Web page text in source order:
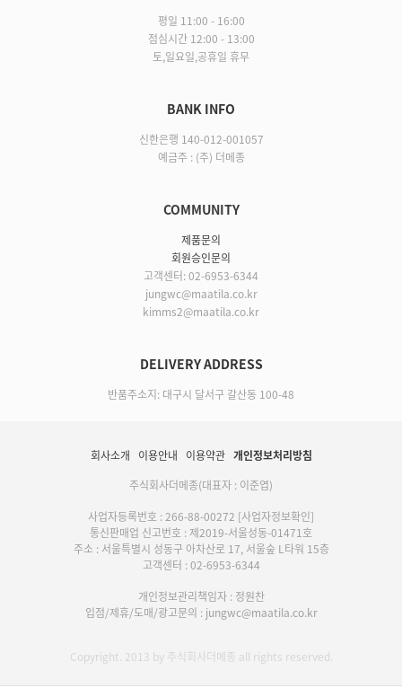
평일 11:00 - 16:00
점심시간 12:00 - 13:00
토,일요일,공휴일 휴무
BANK INFO
신한은행 140-012-001057
예금주 : (주) 더메종
COMMUNITY
제품문의
회원승인문의
고객센터: 02-6953-6344
jungwc@maatila.co.kr
kimms2@maatila.co.kr
DELIVERY ADDRESS
반품주소지: 대구시 달서구 갈산동 100-48
회사소개 이용안내 이용약관 개인정보처리방침
주식회사더메종(대표자 : 이준엽)
사업자등록번호 : 266-88-00272 [사업자정보확인]
통신판매업 신고번호 : 제2019-서울성동-01471호
주소 : 서울특별시 성동구 아차산로 17, 서울숲 L타워 15층
고객센터 : 02-6953-6344
개인정보관리책임자 : 정원찬
입점/제휴/도매/광고문의 : jungwc@maatila.co.kr
Copyright. 2013 by 주식회사더메종 all rights reserved.